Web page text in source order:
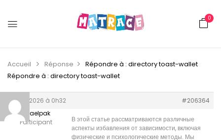
0
Accueil Réponse
Répondre à : directory toast-wallet
Répondre à : directory toast-wallet
9 juin 2026 à 0h32
#206364
Michaelpak
Participant
В этой статье рассматриваются различные
аспекты избавления от зависимости, включая
физические и психологические методы. Мы